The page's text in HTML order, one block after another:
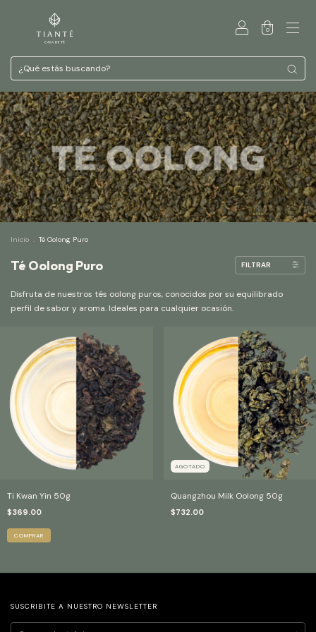
0
Inicio . Té Oolong Puro
Té Oolong Puro FILTRAR
Disfruta de nuestros tés oolong puros, conocidos por su equilibrado
perfil de sabor y aroma. Ideales para cualquier ocasión.
Ti Kwan Yin 50g
$369.00
AGOTADO
Quangzhou Milk Oolong 50g
$732.00
SUSCRIBITE A NUESTRO NEWSLETTER